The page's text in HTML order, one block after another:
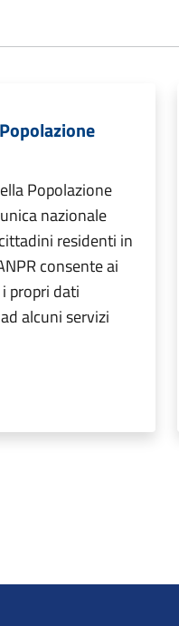
Popolazione
nazionale
residenti in
consente ai
propri dati
alcuni servizi